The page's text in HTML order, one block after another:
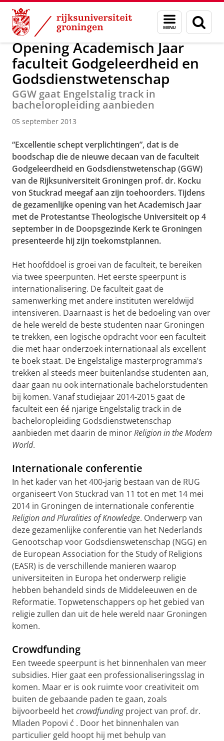
Skip
Content
Skip
Navigation
Menu
en
zoeken
Over ons Actueel Nieuws Nieuwsberichten
Opening Academisch Jaar
faculteit Godgeleerdheid en
Godsdienstwetenschap
GGW gaat Engelstalig track in
bacheloropleiding aanbieden
05 september 2013
“Excellentie schept verplichtingen”, dat is de
boodschap die de nieuwe decaan van de faculteit
Godgeleerdheid en Godsdienstwetenschap (GGW)
van de Rijksuniversiteit Groningen prof. dr. Kocku
von Stuckrad meegaf aan zijn toehoorders. Tijdens
de gezamenlijke opening van het Academisch Jaar
met de Protestantse Theologische Universiteit op 4
september in de Doopsgezinde Kerk te Groningen
presenteerde hij zijn toekomstplannen.
Het hoofddoel is groei van de faculteit, te bereiken
via twee speerpunten. Het eerste speerpunt is
internationalisering. De faculteit gaat de
samenwerking met andere instituten wereldwijd
intensiveren. Daarnaast is het de bedoeling van over
de hele wereld de beste studenten naar Groningen
te trekken, een logische opdracht voor een faculteit
die met haar onderzoek internationaal als excellent
te boek staat. De Engelstalige masterprogramma’s
trekken al steeds meer buitenlandse studenten aan,
daar gaan nu ook internationale bachelorstudenten
bij komen. Vanaf studiejaar 2014-2015 gaat de
faculteit een éé njarige Engelstalig track in de
bacheloropleiding Godsdienstwetenschap
aanbieden met daarin de minorReligion in the Modern
World.
Internationale conferentie
In het kader van het 400-jarig bestaan van de RUG
organiseert Von Stuckrad van 11 tot en met 14 mei
2014 in Groningen de internationale conferentie
Religion and Pluralities of Knowledge. Onderwerp van
deze gezamenlijke conferentie van het Nederlands
Genootschap voor Godsdienswetenschap (NGG) en
de European Association for the Study of Religions
(EASR) is de verschillende manieren waarop
universiteiten in Europa het onderwerp religie
hebben behandeld sinds de Middeleeuwen en de
Reformatie. Topwetenschappers op het gebied van
religie zullen dan uit de hele wereld naar Groningen
komen.
Crowdfunding
Een tweede speerpunt is het binnenhalen van meer
subsidies. Hier gaat een professionaliseringsslag in
komen. Maar er is ook ruimte voor creativiteit om
buiten de gebaande paden te gaan, zoals
bijvoorbeeld hetcrowdfunding projectvan prof. dr.
Mladen Popovi ć . Door het binnenhalen van
particulier geld hoopt hij met behulp van